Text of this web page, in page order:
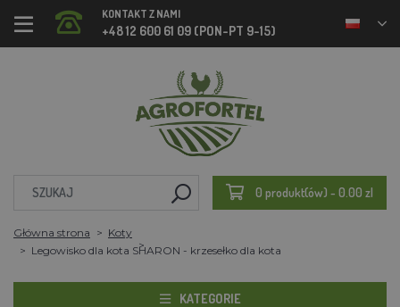
KONTAKT Z NAMI
+48 12 600 61 09 (PON-PT 9-15)
0 produkt(ów) - 0.00 zl
Główna strona
Koty
Legowisko dla kota SHARON - krzesełko dla kota
KATEGORIE